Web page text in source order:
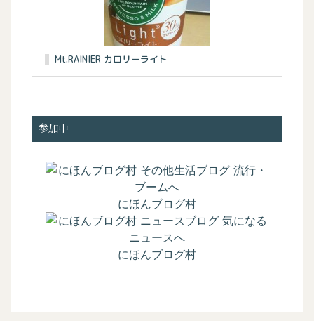
Mt.RAINIER カロリーライト
参加中
にほんブログ村
にほんブログ村